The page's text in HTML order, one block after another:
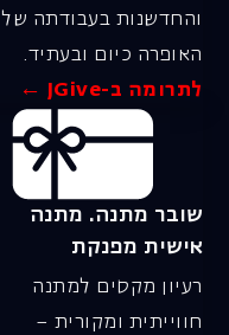
והחדשנות בעבודתה של
האופרה כיום ובעתיד.
לתרומה ב-JGive ←
שובר מתנה. מתנה
אישית מפנקת
רעיון מקסים למתנה
חווייתית ומקורית –